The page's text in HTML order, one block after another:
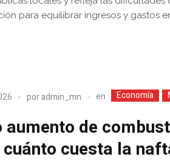
para equilibrar ingresos y gastos
poradmin_mn en Economía
aumento de
cuesta la